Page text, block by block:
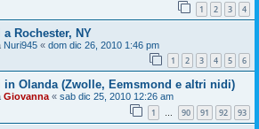
1 2 3 4
Rochester, NY
Nuri945 « dom dic 26, 2010 1:46 pm
1 2 3 4 5 6
Olanda (Zwolle, Eemsmond e altri nidi)
Giovanna « sab dic 25, 2010 12:26 am
1 … 90 91 92 93